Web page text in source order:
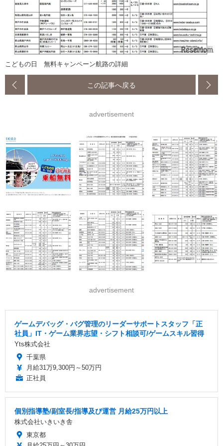
こどもの日 無料キャンペーン航路の詳細
この記事へ戻る
advertisement
advertisement
ゲームデバッグ・バグ管理のリーダーサポートスタッフ「正
社員」IT・ゲーム業界志望・シフト相談可/ゲームスキル習得
Yts株式会社
千葉県
月給31万9,300円～50万円
正社員
個別指導塾/副室長/指導及び運営 月給25万円以上
株式会社いきいき舎
東京都